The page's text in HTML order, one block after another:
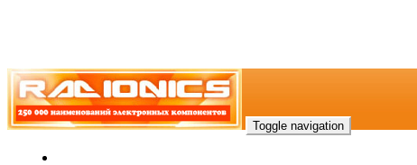
Toggle navigation